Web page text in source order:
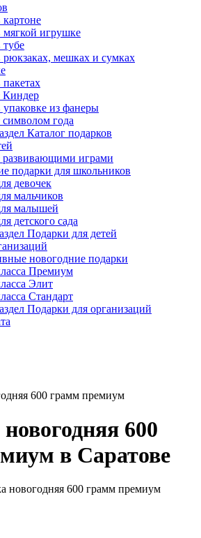
игрушке
мешках и сумках
Киндер
из фанеры
года
Каталог подарков
развивающими играми
подарки для школьников
девочек
мальчиков
малышей
детского сада
Подарки для детей
новогодние подарки
Премиум
Элит
Стандарт
Подарки для организаций
600 грамм премиум
600
в Саратове
новогодняя 600 грамм премиум